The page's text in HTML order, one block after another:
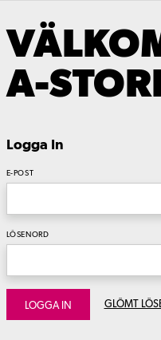
A-
Logga In
E-POST
LÖSENORD
LOGGA IN GLÖMT